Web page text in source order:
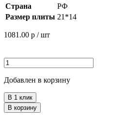
Страна
РФ
Размер плиты 21*14
1081.00 р / шт
Добавлен в корзину
В 1 клик
В корзину